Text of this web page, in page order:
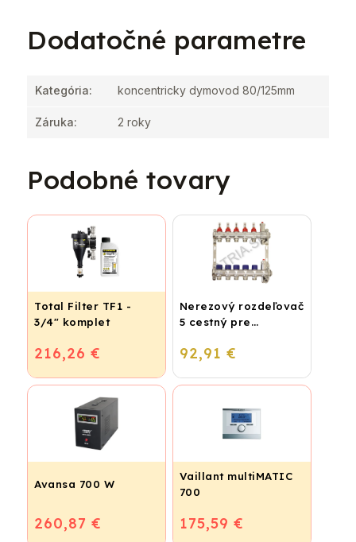
Dodatočné parametre
Kategória: koncentricky dymovod 80/125mm
Záruka: 2 roky
Podobné tovary
Total Filter TF1 -
3/4" komplet
216,26 €
Nerezový rozdeľovač
5 cestný pre
vykurovanie
92,91 €
Avansa 700 W
260,87 €
Vaillant multiMATIC
700
175,59 €